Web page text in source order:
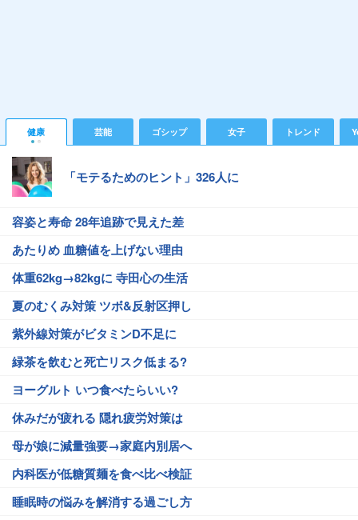
健康 芸能 ゴシップ 女子 トレンド
「モテるためのヒント」326人に
容姿と寿命 28年追跡で見えた差
あたりめ 血糖値を上げない理由
体重62kg→82kgに 寺田心の生活
夏のむくみ対策 ツボ&反射区押し
紫外線対策がビタミンD不足に
緑茶を飲むと死亡リスク低まる?
ヨーグルト いつ食べたらいい?
休みだが疲れる 隠れ疲労対策は
母が娘に減量強要→家庭内別居へ
内科医が低糖質麺を食べ比べ検証
睡眠時の悩みを解消する過ごし方